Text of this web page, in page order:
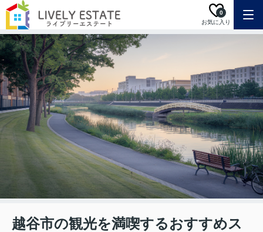
お気に入り
0
越谷市の観光を満喫するおすすめス